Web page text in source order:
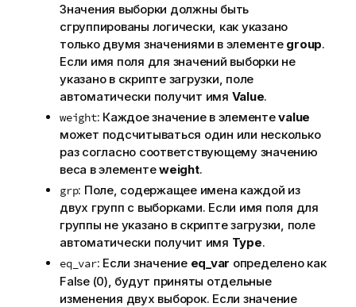
Значения выборки должны быть
сгруппированы логически, как указано
только двумя значениями в элементе group.
Если имя поля для значений выборки не
указано в скрипте загрузки, поле
автоматически получит имя Value.
weight: Каждое значение в элементеvalue
может подсчитываться один или несколько
раз согласно соответствующему значению
веса в элементеweight.
grp: Поле, содержащее имена каждой из
двух групп с выборками. Если имя поля для
группы не указано в скрипте загрузки, поле
автоматически получит имя Type.
eq_var: Если значение eq_var определено как
False(0), будут приняты отдельные
изменения двух выборок. Если значение